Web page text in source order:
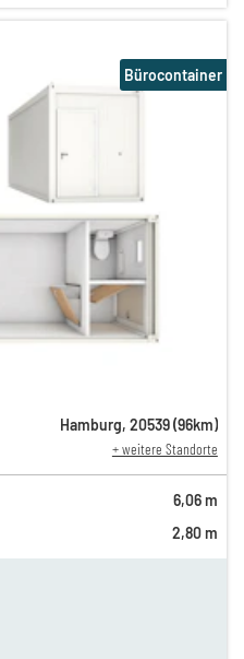
Bürocontainer
Hamburg, 20539(96km)
+ weitere Standorte
6,06 m
2,80 m